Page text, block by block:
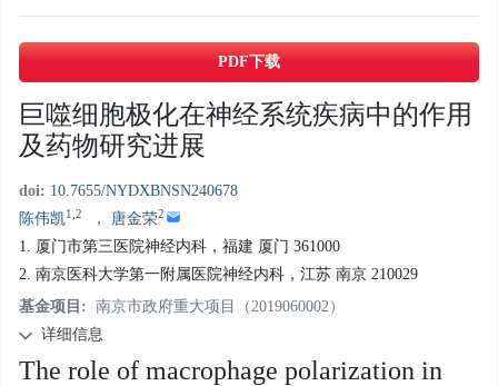
PDF下载
巨噬细胞极化在神经系统疾病中的作用
及药物研究进展
doi: 10.7655/NYDXBNSN240678
陈伟凯1,2 ， 唐金荣2
1. 厦门市第三医院神经内科，福建 厦门 361000
2. 南京医科大学第一附属医院神经内科，江苏 南京 210029
基金项目: 南京市政府重大项目（2019060002）
详细信息
The role of macrophage polarization in